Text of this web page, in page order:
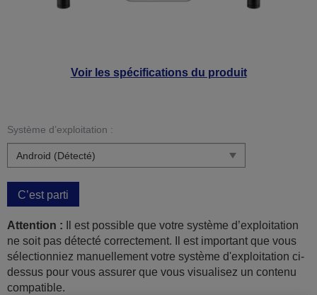
Voir les spécifications du produit
Système d’exploitation :
C’est parti
Attention : Il est possible que votre système d’exploitation
ne soit pas détecté correctement. Il est important que vous
sélectionniez manuellement votre système d'exploitation ci-
dessus pour vous assurer que vous visualisez un contenu
compatible.